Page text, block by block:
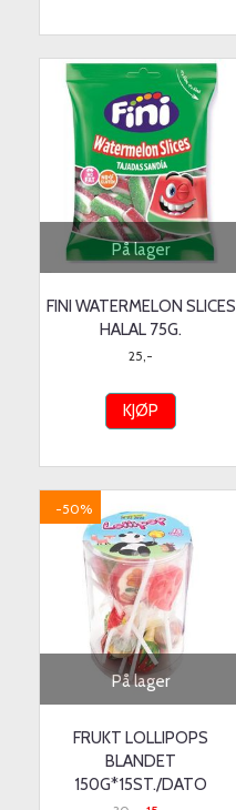
På lager
FINI WATERMELON SLICES
HALAL 75G.
25,-
KJØP
På lager
-50%
FRUKT LOLLIPOPS
BLANDET
150G*15ST./DATO